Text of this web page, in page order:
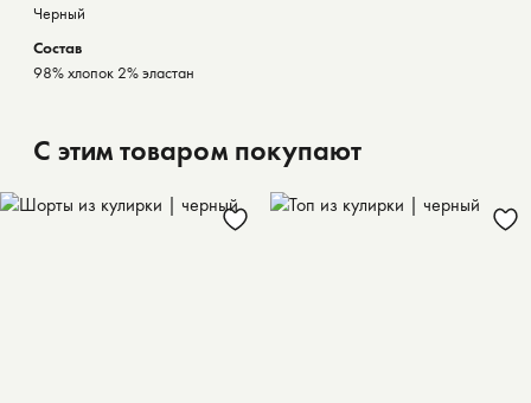
Черный
Состав
98% хлопок 2% эластан
С этим товаром покупают